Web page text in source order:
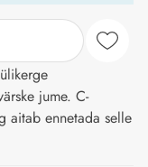
jume. C-
aitab ennetada selle